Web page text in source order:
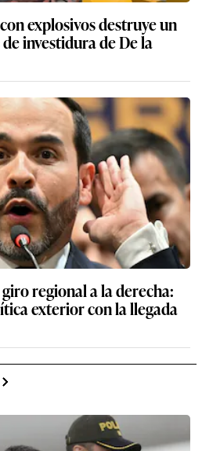
explosivos destruye un
investidura de De la
regional a la derecha:
exterior con la llegada